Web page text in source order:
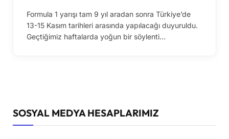
Formula 1 yarışı tam 9 yıl aradan sonra Türkiye’de
13-15 Kasım tarihleri arasında yapılacağı duyuruldu.
Geçtiğimiz haftalarda yoğun bir söylenti…
SOSYAL MEDYA HESAPLARIMIZ